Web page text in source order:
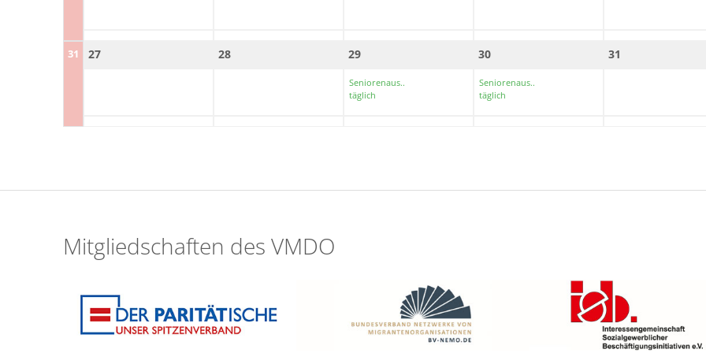
31 27 28 29 30 31
Seniorenaus..
täglich
Seniorenaus..
täglich
Mitgliedschaften des VMDO